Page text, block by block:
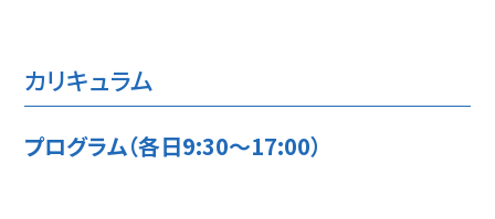
カリキュラム
プログラム（各日9:30～17:00）